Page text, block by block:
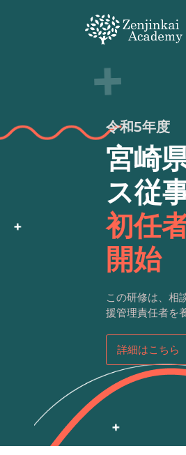
t
令和5年度
宮崎
ス従
初任
開始
この研修は、相
援管理責任者を
詳細はこちら